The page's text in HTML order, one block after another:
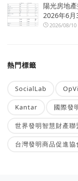
陽光房地
2026年6
2026/08/10
熱門標籤
SocialLab
Kantar 國際發
世界發明智慧財產聯
台灣發明商品促進協